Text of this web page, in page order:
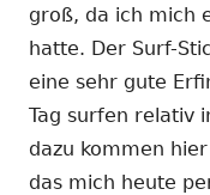
groß, da ich mich
hatte. Der Surf-
eine sehr gute
Tag surfen relativ
dazu kommen
das mich heute